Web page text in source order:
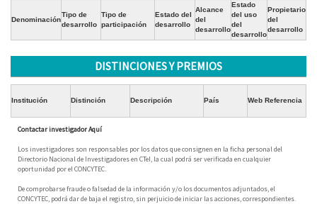
Denominación
Tipo de
desarrollo
Tipo de
participación
Estado del
desarrollo
Alcance
del
desarrollo
Estado
del uso
del
desarrollo
Propietario
del
desarrollo
DISTINCIONES Y PREMIOS
Institución Distinción Descripción País Web Referencia
Contactar investigador Aquí
Los investigadores son responsables por los datos que consignen en la ficha personal del
Directorio Nacional de Investigadores en CTeI, la cual podrá ser verificada en cualquier
oportunidad por el CONCYTEC.
De comprobarse fraude o falsedad de la información y/o los documentos adjuntados, el
CONCYTEC, podrá dar de baja el registro, sin perjuicio de iniciar las acciones, correspondientes.